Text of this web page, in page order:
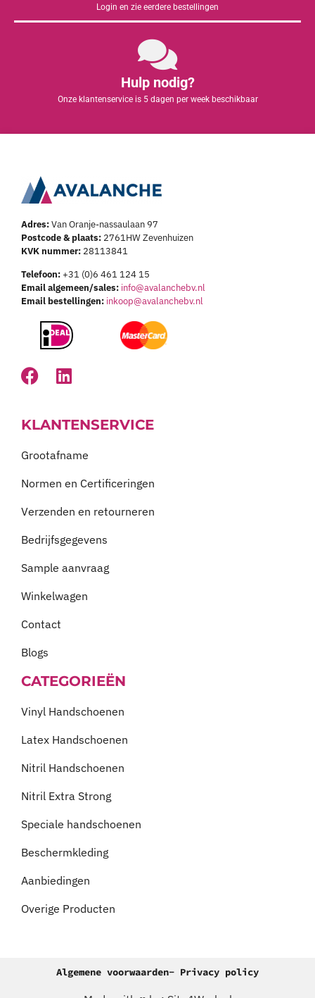
Login en zie eerdere bestellingen
Hulp nodig?
Onze klantenservice is 5 dagen per week beschikbaar
Adres:Van Oranje-nassaulaan 97
Postcode & plaats: 2761HW Zevenhuizen
KVK nummer: 28113841
Telefoon:+31 (0)6 461 124 15
Email algemeen/sales: info@avalanchebv.nl
Email bestellingen: inkoop@avalanchebv.nl
KLANTENSERVICE
Grootafname
Normen en Certificeringen
Verzenden en retourneren
Bedrijfsgegevens
Sample aanvraag
Winkelwagen
Contact
Blogs
CATEGORIEËN
Vinyl Handschoenen
Latex Handschoenen
Nitril Handschoenen
Nitril Extra Strong
Speciale handschoenen
Beschermkleding
Aanbiedingen
Overige Producten
Algemene voorwaarden- Privacy policy